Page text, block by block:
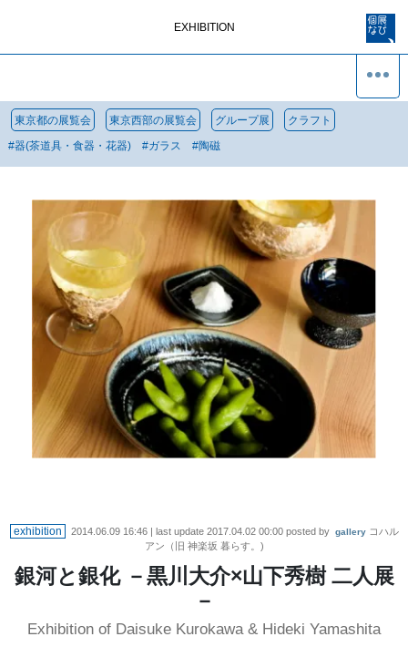
EXHIBITION
東京都の展覧会 東京西部の展覧会 グループ展 クラフト
#器(茶道具・食器・花器) #ガラス #陶磁
exhibition 2014.06.09 16:46| last update 2017.04.02 00:00posted by gallery コハル
アン（旧 神楽坂 暮らす。)
銀河と銀化 －黒川大介×山下秀樹 二人展
－
Exhibition of Daisuke Kurokawa & Hideki Yamashita